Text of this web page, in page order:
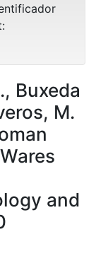
Buxeda
M.
and